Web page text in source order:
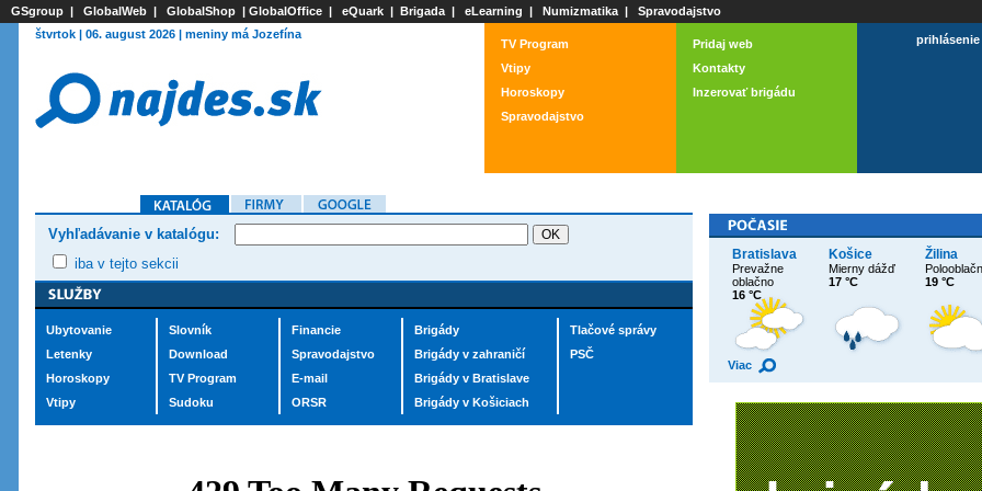
GSgroup | GlobalWeb | GlobalShop | GlobalOffice | eQuark | Brigada | eLearning | Numizmatika | Spravodajstvo
štvrtok | 06. august 2026 | meniny má Jozefína
TV Program
Vtipy
Horoskopy
Spravodajstvo
Pridaj web
Kontakty
Inzerovať brigádu
prihlásenie
Vyhľadávanie v katalógu:
iba v tejto sekcii
Ubytovanie
Letenky
Horoskopy
Vtipy
Slovník
Download
TV Program
Sudoku
Financie
Spravodajstvo
E-mail
ORSR
Brigády
Brigády v zahraničí
Brigády v Bratislave
Brigády v Košiciach
Tlačové správy
PSČ
Bratislava
Prevažne
oblačno
16 °C
Košice
Mierny dážď
17 °C
Žilina
19 °C
Viac